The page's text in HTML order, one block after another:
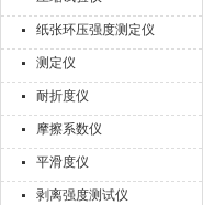
纸张环压强度测定仪
测定仪
耐折度仪
摩擦系数仪
平滑度仪
剥离强度测试仪